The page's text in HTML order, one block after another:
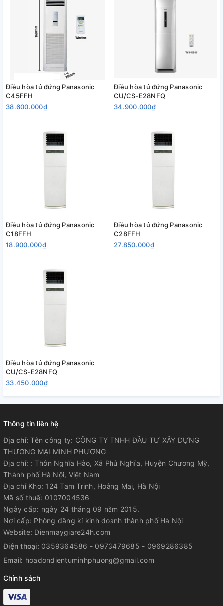
Điều hòa tủ đứng Panasonic
C45FFH
38.600.000₫
Điều hòa tủ đứng Panasonic
CU/CS-E28NFQ
34.900.000₫
Điều hòa tủ đứng Panasonic
C18FFH
18.900.000₫
Điều hòa tủ đứng Panasonic
C28FFH
27.850.000₫
Điều hòa tủ đứng Panasonic
CU/CS-E28NFQ
33.450.000₫
Thông tin liên hệ
Địa chỉ:Tên công ty: CÔNG TY TNHH ĐẦU TƯ XÂY DỰNG
THƯƠNG MẠI MINH PHƯƠNG
Địa chỉ: : Thôn Nghĩa Hào, Xã Phú Nghĩa, Huyện Chương Mỹ,
Thành phố Hà Nội, Việt Nam
Địa chỉ Kho: 124 Tam Trinh, Hoàng Mai, Hà Nội
Mã số thuế: 0107004536
Ngày cấp: ngày 24 tháng 09 năm 2015.
Nơi cấp: Phòng đăng kí kinh doanh thành phố Hà Nội
Website: Dienmaygiare24h.com
Điện thoại: 0359364586 - 0973479685 - 0969286385
Email: hoadondientuminhphuong@gmail.com
Chính sách